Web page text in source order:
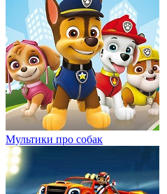
Мультики про собак